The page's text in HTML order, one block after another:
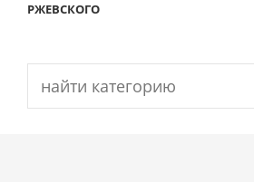
РЖЕВСКОГО
Search